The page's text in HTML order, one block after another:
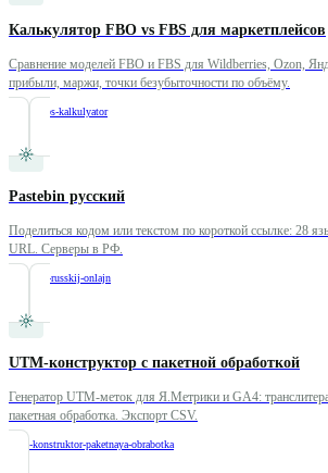
Калькулятор FBO vs FBS для маркетплейсов
Сравнение моделей FBO и FBS для Wildberries, Ozon,
прибыли, маржи, точки безубыточности по объёму.
fbo-vs-fbs-kalkulyator
Pastebin русский
Поделиться кодом или текстом по короткой ссылке: 28
URL. Серверы в РФ.
pastebin-russkij-onlajn
UTM-конструктор с пакетной обработкой
Генератор UTM-меток для Я.Метрики и GA4:
пакетная обработка. Экспорт CSV.
utm-konstruktor-paketnaya-obrabotka